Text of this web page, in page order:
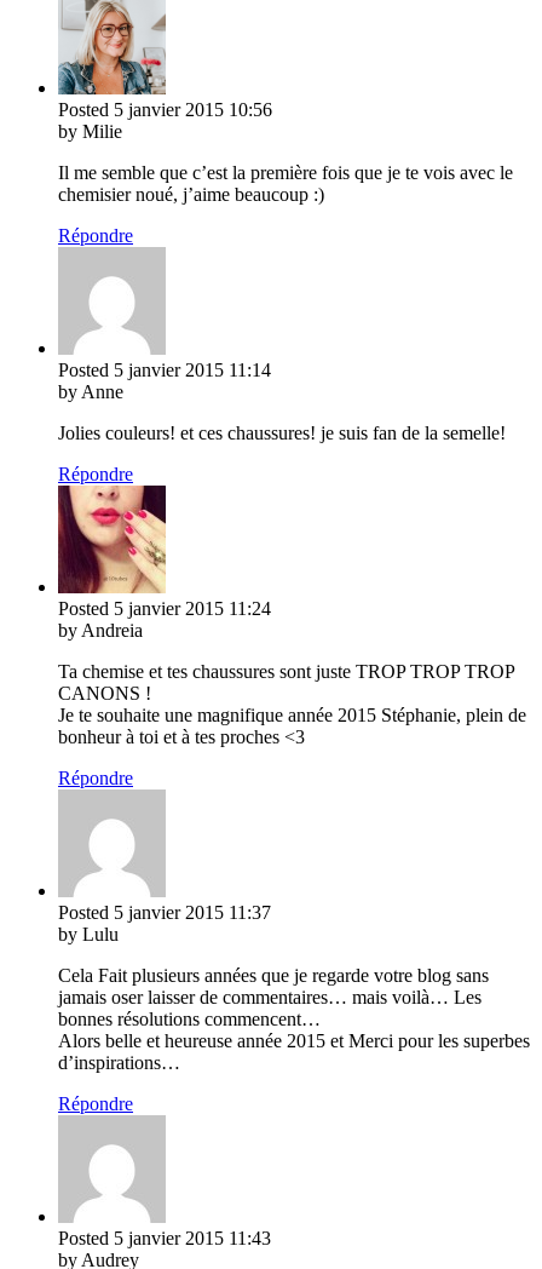
Posted 5 janvier 2015 10:56
by Milie
Il me semble que c’est la première fois que je te vois avec le
chemisier noué, j’aime beaucoup :)
Répondre
Posted 5 janvier 2015 11:14
by Anne
Jolies couleurs! et ces chaussures! je suis fan de la semelle!
Répondre
Posted 5 janvier 2015 11:24
by Andreia
Ta chemise et tes chaussures sont juste TROP TROP TROP
CANONS !
Je te souhaite une magnifique année 2015 Stéphanie, plein de
bonheur à toi et à tes proches <3
Répondre
Posted 5 janvier 2015 11:37
by Lulu
Cela Fait plusieurs années que je regarde votre blog sans
jamais oser laisser de commentaires… mais voilà… Les
bonnes résolutions commencent…
Alors belle et heureuse année 2015 et Merci pour les superbes
d’inspirations…
Répondre
Posted 5 janvier 2015 11:43
by Audrey